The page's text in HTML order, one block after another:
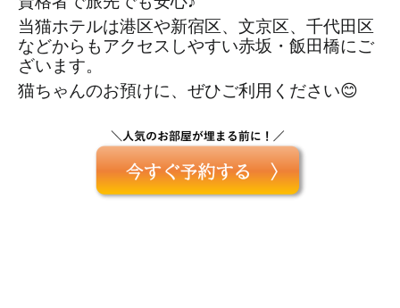
当猫ホテルは港区や新宿区、文京区、千代田区
などからもアクセスしやすい赤坂・飯田橋にご
ざいます。
猫ちゃんのお預けに、ぜひご利用ください😊